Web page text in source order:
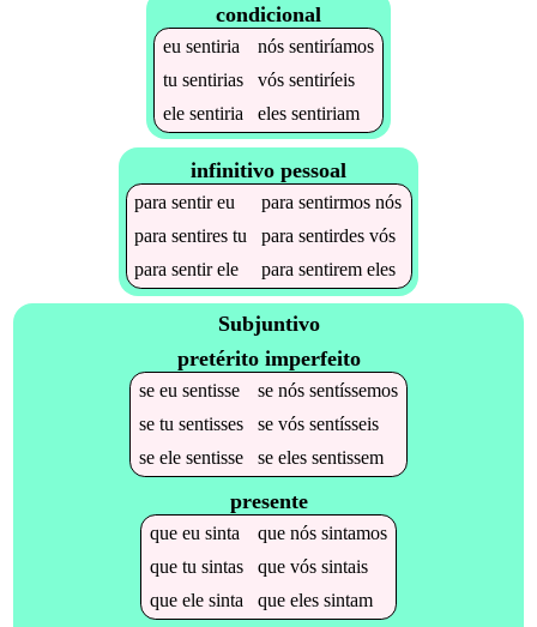
condicional
eu sentiria nós sentiríamos
tu sentirias vós sentiríeis
ele sentiria eles sentiriam
infinitivo pessoal
parasentireu parasentirmos nós
parasentires tu parasentirdes vós
parasentirele parasentirem eles
Subjuntivo
pretérito imperfeito
se eu sentisse se nós sentíssemos
se tu sentisses se vós sentísseis
se ele sentisse se eles sentissem
presente
que eu sinta que nós sintamos
que tu sintas que vós sintais
que ele sinta que eles sintam